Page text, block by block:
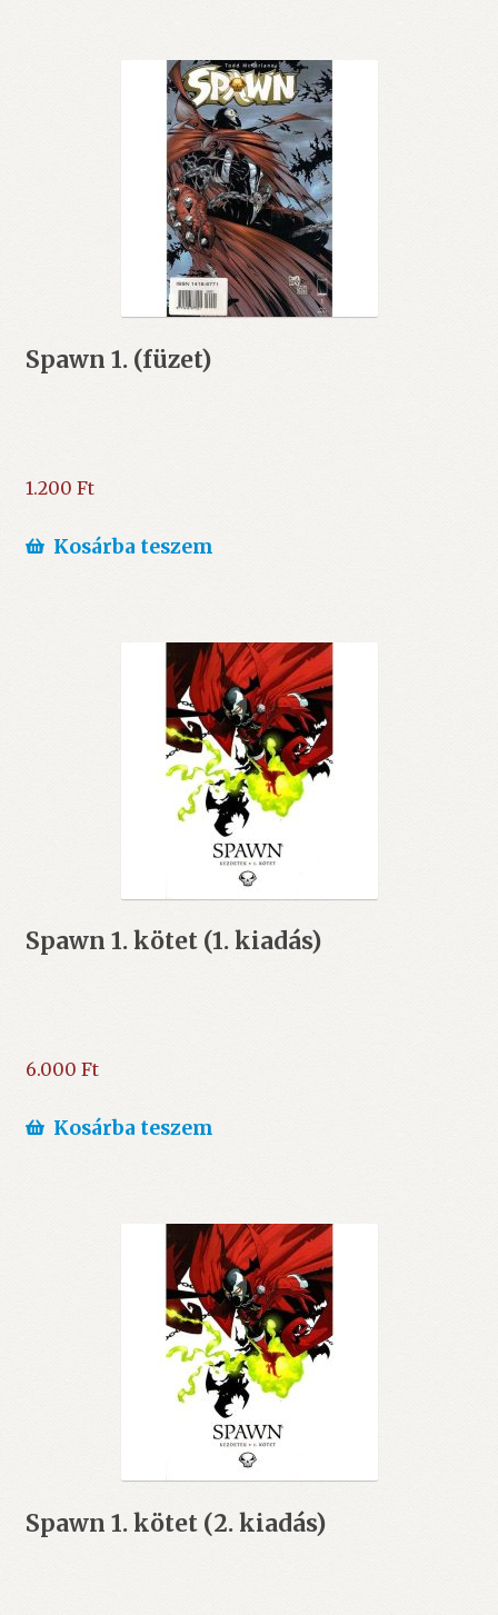
Spawn 1. (füzet)
1.200 Ft
Kosárba teszem
Spawn 1. kötet (1. kiadás)
6.000 Ft
Kosárba teszem
Spawn 1. kötet (2. kiadás)